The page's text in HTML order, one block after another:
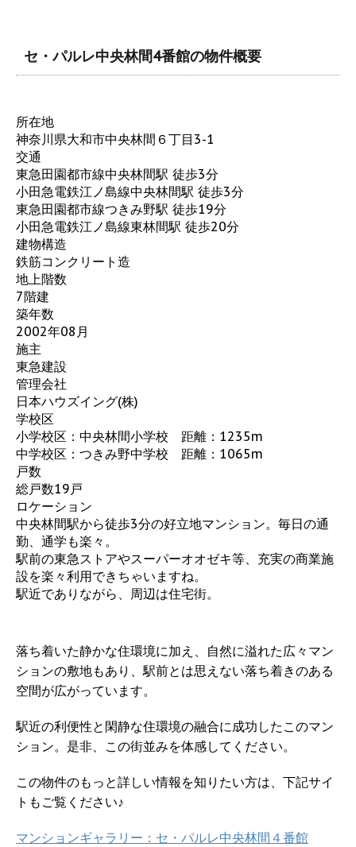
セ・パルレ中央林間4番館の物件概要
所在地
神奈川県大和市中央林間６丁目3-1
交通
東急田園都市線中央林間駅 徒歩3分
小田急電鉄江ノ島線中央林間駅 徒歩3分
東急田園都市線つきみ野駅 徒歩19分
小田急電鉄江ノ島線東林間駅 徒歩20分
建物構造
鉄筋コンクリート造
地上階数
7階建
築年数
2002年08月
施主
東急建設
管理会社
日本ハウズイング(株)
学校区
小学校区：中央林間小学校 距離：1235m
中学校区：つきみ野中学校 距離：1065m
戸数
総戸数19戸
ロケーション
中央林間駅から徒歩3分の好立地マンション。毎日の通
勤、通学も楽々。
駅前の東急ストアやスーパーオオゼキ等、充実の商業施
設を楽々利用できちゃいますね。
駅近でありながら、周辺は住宅街。
落ち着いた静かな住環境に加え、自然に溢れた広々マン
ションの敷地もあり、駅前とは思えない落ち着きのある
空間が広がっています。
駅近の利便性と閑静な住環境の融合に成功したこのマン
ション。是非、この街並みを体感してください。
この物件のもっと詳しい情報を知りたい方は、下記サイ
トもご覧ください♪
マンションギャラリー：セ・パルレ中央林間４番館